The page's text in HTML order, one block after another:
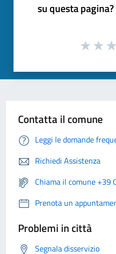
su questa pagina?
Contatta il comune
Leggi le domande
Richiedi Assistenza
Chiama il comune +39
Prenota un
Problemi in città
Segnala disservizio